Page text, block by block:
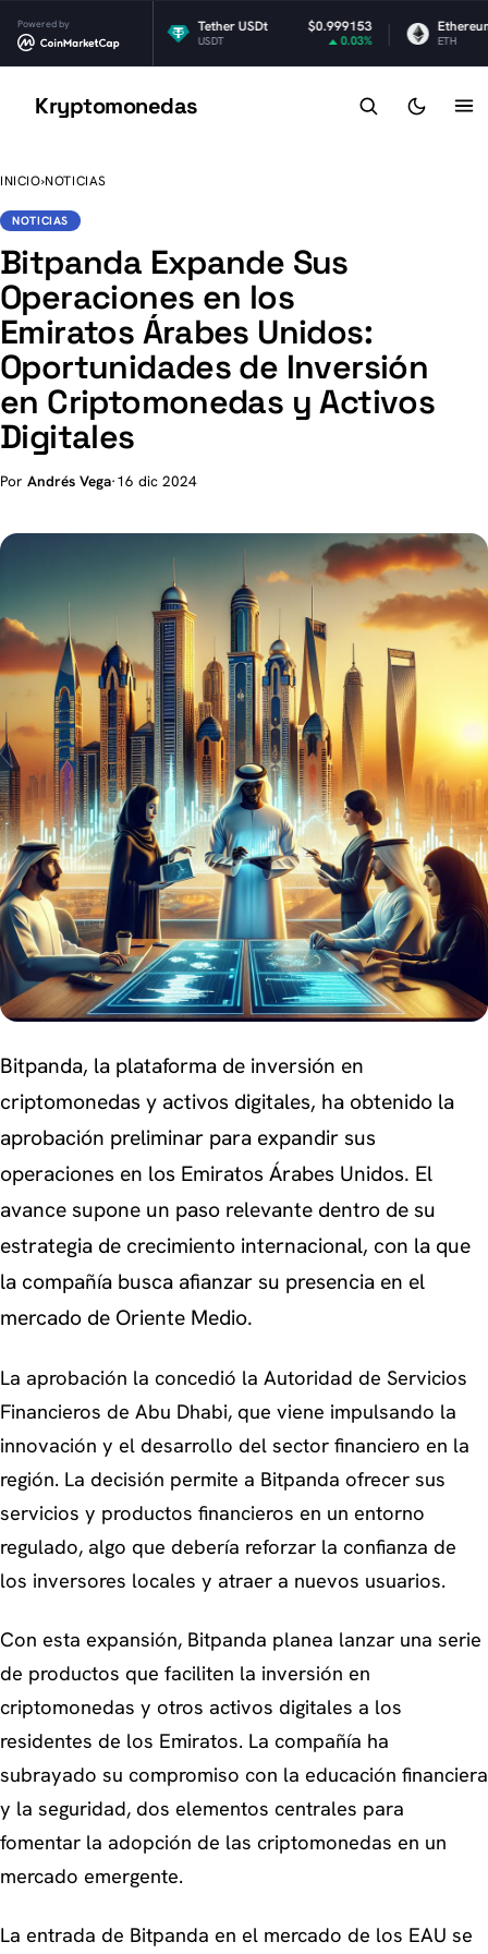
Powered by$1.03
-1.98%
Tether USDt $0.999153
USDT 0.03%
Ethereum
ETH
Kryptomonedas
INICIO›NOTICIAS
NOTICIAS
Bitpanda Expande Sus
Operaciones en los
Emiratos Árabes Unidos:
Oportunidades de Inversión
en Criptomonedas y Activos
Digitales
Por Andrés Vega·16 dic 2024
Bitpanda, la plataforma de inversión en
criptomonedas y activos digitales, ha obtenido la
aprobación preliminar para expandir sus
operaciones en los Emiratos Árabes Unidos. El
avance supone un paso relevante dentro de su
estrategia de crecimiento internacional, con la que
la compañía busca afianzar su presencia en el
mercado de Oriente Medio.
La aprobación la concedió la Autoridad de Servicios
Financieros de Abu Dhabi, que viene impulsando la
innovación y el desarrollo del sector financiero en la
región. La decisión permite a Bitpanda ofrecer sus
servicios y productos financieros en un entorno
regulado, algo que debería reforzar la confianza de
los inversores locales y atraer a nuevos usuarios.
Con esta expansión, Bitpanda planea lanzar una serie
de productos que faciliten la inversión en
criptomonedas y otros activos digitales a los
residentes de los Emiratos. La compañía ha
subrayado su compromiso con la educación financiera
y la seguridad, dos elementos centrales para
fomentar la adopción de las criptomonedas en un
mercado emergente.
La entrada de Bitpanda en el mercado de los EAU se